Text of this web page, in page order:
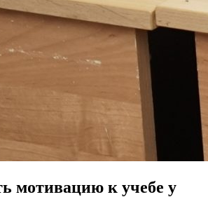
мотивацию к учебе у